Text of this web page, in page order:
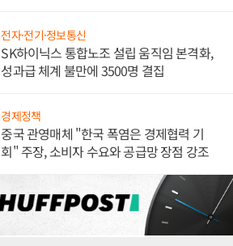
전자·전기·정보통신
SK하이닉스 통합노조 설립 움직임 본격화,
성과급 체계 불만에 3500명 결집
경제정책
중국 관영매체 "한국 폭염은 경제협력 기
회" 주장, 소비자 수요와 공급망 장점 강조